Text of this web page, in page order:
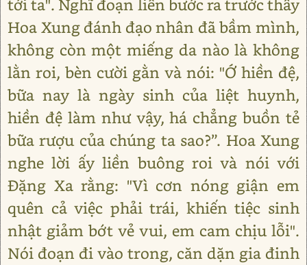
tới ta". Nghĩ đoạn liền bước ra trước thấy
Hoa Xung đánh đạo nhân đã bầm mình,
không còn một miếng da nào là không
lằn roi, bèn cười gằn và nói: "Ớ hiền đệ,
bữa nay là ngày sinh của liệt huynh,
hiền đệ làm như vậy, há chẳng buồn tẻ
bữa rượu của chúng ta sao?”. Hoa Xung
nghe lời ấy liền buông roi và nói với
Đặng Xa rằng: "Vì cơn nóng giận em
quên cả việc phải trái, khiến tiệc sinh
nhật giảm bớt vẻ vui, em cam chịu lỗi".
Nói đoạn đi vào trong, căn dặn gia đinh